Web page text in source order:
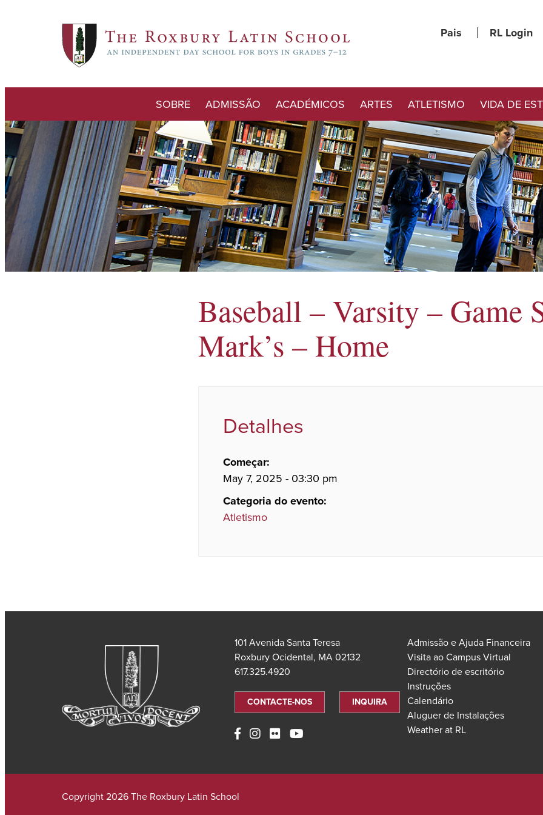
Pais RL Login
SOBRE ADMISSÃO ACADÉMICOS ARTES ATLETISMO VIDA DE
Baseball – Varsity – Game
Mark’s – Home
Detalhes
Começar:
May 7, 2025 - 03:30 pm
Categoria do evento:
Atletismo
101 Avenida Santa Teresa
Roxbury Ocidental, MA 02132
617.325.4920
CONTACTE-NOS INQUIRA
Admissão e Ajuda Financeira
Visita ao Campus Virtual
Directório de escritório
Instruções
Calendário
Aluguer de Instalações
Weather at RL
Copyright 2026 The Roxbury Latin School